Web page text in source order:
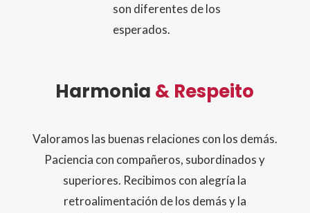
son diferentes de los
esperados.
Harmonia & Respeito
Valoramos las buenas relaciones con los demás.
Paciencia con compañeros, subordinados y
superiores. Recibimos con alegría la
retroalimentación de los demás y la